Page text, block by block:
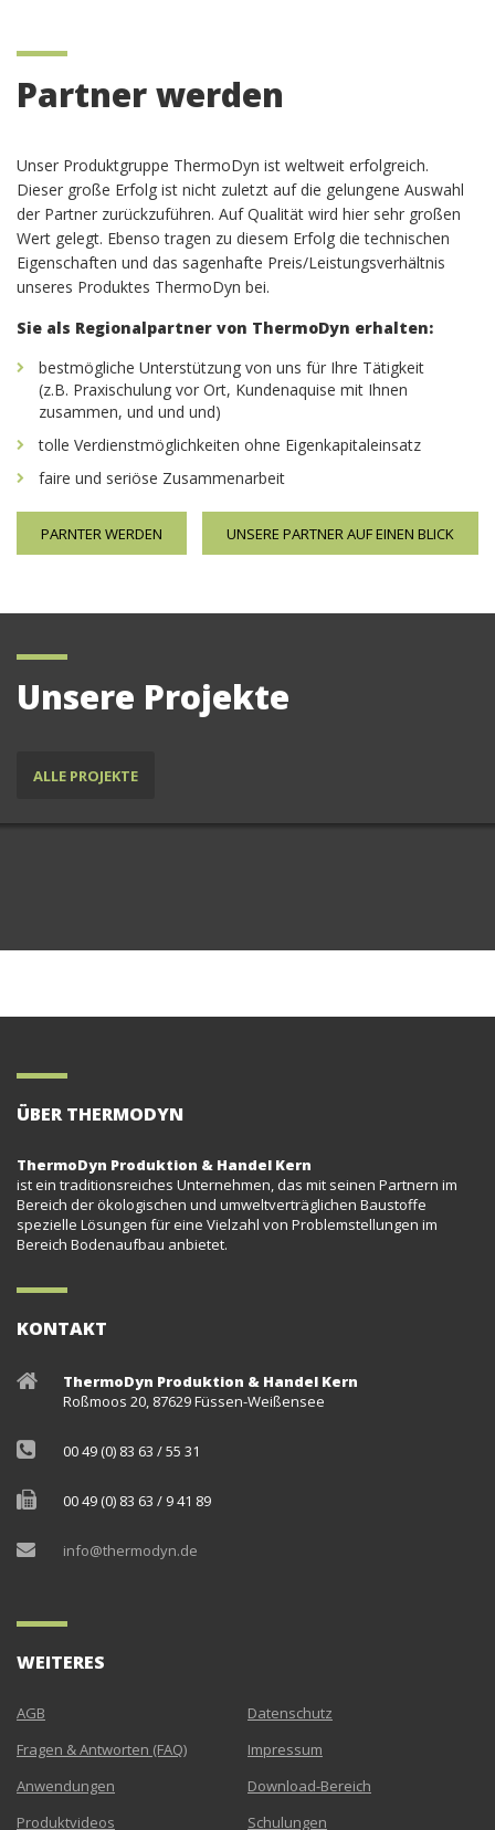
Partner werden
Unser Produktgruppe ThermoDyn ist weltweit erfolgreich.
Dieser große Erfolg ist nicht zuletzt auf die gelungene Auswahl
der Partner zurückzuführen. Auf Qualität wird hier sehr großen
Wert gelegt. Ebenso tragen zu diesem Erfolg die technischen
Eigenschaften und das sagenhafte Preis/Leistungsverhältnis
unseres Produktes ThermoDyn bei.
Sie als Regionalpartner von ThermoDyn erhalten:
bestmögliche Unterstützung von uns für Ihre Tätigkeit
(z.B. Praxischulung vor Ort, Kundenaquise mit Ihnen
zusammen, und und und)
tolle Verdienstmöglichkeiten ohne Eigenkapitaleinsatz
faire und seriöse Zusammenarbeit
PARNTER WERDEN UNSERE PARTNER AUF EINEN BLICK
Unsere Projekte
ALLE PROJEKTE
ÜBER THERMODYN
ThermoDyn Produktion & Handel Kern
ist ein traditionsreiches Unternehmen, das mit seinen Partnern im
Bereich der ökologischen und umweltverträglichen Baustoffe
spezielle Lösungen für eine Vielzahl von Problemstellungen im
Bereich Bodenaufbau anbietet.
KONTAKT
ThermoDyn Produktion & Handel Kern
Roßmoos 20, 87629 Füssen-Weißensee
00 49 (0) 83 63 / 55 31
00 49 (0) 83 63 / 9 41 89
info@thermodyn.de
WEITERES
AGB
Datenschutz
Fragen & Antworten (FAQ)
Impressum
Anwendungen
Download-Bereich
Produktvideos
Schulungen